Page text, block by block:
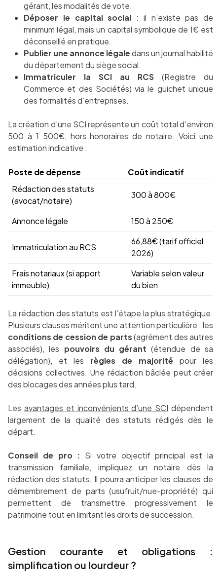
gérant, les modalités de vote.
Déposer le capital social : il n’existe pas de
minimum légal, mais un capital symbolique de 1€ est
déconseillé en pratique.
Publier une annonce légaledans un journal habilité
du département du siège social.
Immatriculer la SCI au RCS (Registre du
Commerce et des Sociétés) via le guichet unique
des formalités d’entreprises.
La création d’une SCI représente un coût total d’environ
500 à 1 500€, hors honoraires de notaire. Voici une
estimation indicative :
Poste de dépense
Coût indicatif
Rédaction des statuts
(avocat/notaire)
300 à 800€
Annonce légale 150 à 250€
Immatriculation au RCS
66,88€ (tarif officiel
2026)
Frais notariaux (si apport
immeuble)
Variable selon valeur
du bien
La rédaction des statuts est l’étape la plus stratégique.
Plusieurs clauses méritent une attention particulière : les
conditions de cession de parts(agrément des autres
associés), les pouvoirs du gérant (étendue de sa
délégation), et les règles de majorité pour les
décisions collectives. Une rédaction bâclée peut créer
des blocages des années plus tard.
Les avantages et inconvénients d’une SCI dépendent
largement de la qualité des statuts rédigés dès le
départ.
Conseil de pro : Si votre objectif principal est la
transmission familiale, impliquez un notaire dès la
rédaction des statuts. Il pourra anticiper les clauses de
démembrement de parts (usufruit/nue-propriété) qui
permettent de transmettre progressivement le
patrimoine tout en limitant les droits de succession.
Gestion courante et obligations :
simplification ou lourdeur ?